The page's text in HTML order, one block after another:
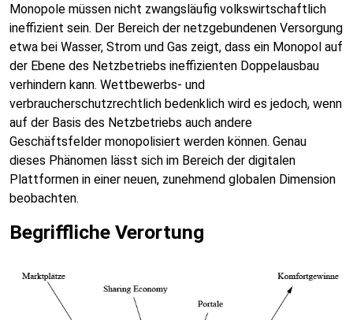
Monopole müssen nicht zwangsläufig volkswirtschaftlich
ineffizient sein. Der Bereich der netzgebundenen Versorgung
etwa bei Wasser, Strom und Gas zeigt, dass ein Monopol auf
der Ebene des Netzbetriebs ineffizienten Doppelausbau
verhindern kann. Wettbewerbs- und
verbraucherschutzrechtlich bedenklich wird es jedoch, wenn
auf der Basis des Netzbetriebs auch andere
Geschäftsfelder monopolisiert werden können. Genau
dieses Phänomen lässt sich im Bereich der digitalen
Plattformen in einer neuen, zunehmend globalen Dimension
beobachten.
Begriffliche Verortung